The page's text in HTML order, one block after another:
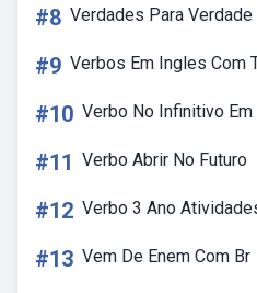
#8 Verdades Para
#9 Verbos Em Ingles Com
#10 Verbo No Infinitivo
#11 Verbo Abrir No Futuro
#12 Verbo 3 Ano
#13 Vem De Enem Com Br